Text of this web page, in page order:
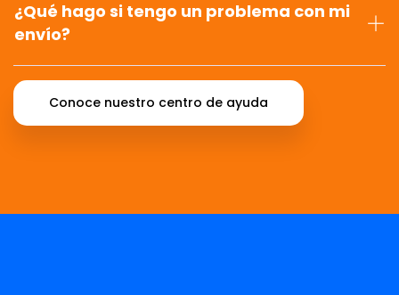
¿Qué hago si tengo un problema con mi
envío?
Conoce nuestro centro de ayuda